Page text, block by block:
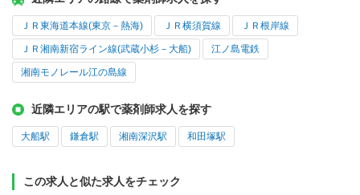
ＪＲ東海道本線(東京－熱海) ＪＲ横須賀線 ＪＲ根岸線
ＪＲ湘南新宿ライン線(武蔵小杉－大船) 江ノ島電鉄
湘南モノレール江の島線
近隣エリアの駅で薬剤師求人を探す
大船駅 鎌倉駅 湘南深沢駅 和田塚駅
この求人と似た求人をチェック